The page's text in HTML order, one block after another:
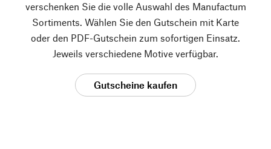
verschenken Sie die volle Auswahl des Manufactum
Sortiments. Wählen Sie den Gutschein mit Karte
oder den PDF-Gutschein zum sofortigen Einsatz.
Jeweils verschiedene Motive verfügbar.
Gutscheine kaufen